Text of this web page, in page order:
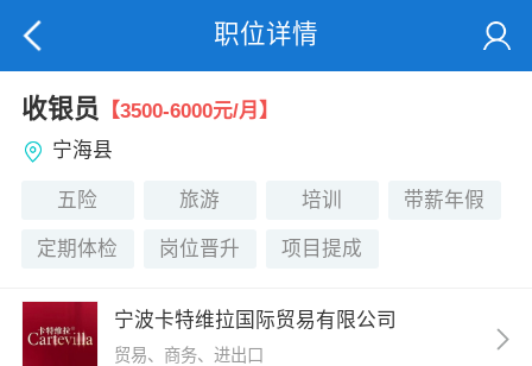
职位详情
收银员
【3500-6000元/月】
宁海县
五险 旅游 培训 带薪年假
定期体检 岗位晋升 项目提成
宁波卡特维拉国际贸易有限公司
贸易、商务、进出口